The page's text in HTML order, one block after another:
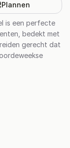
Plannen
is een perfecte
bedekt met
gerecht dat